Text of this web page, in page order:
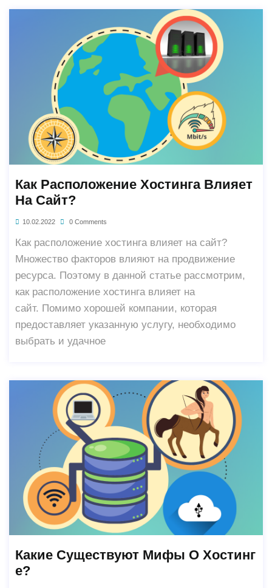
Как Расположение Хостинга Влияет
На Сайт?
10.02.2022 0 Comments
Как расположение хостинга влияет на сайт?
Множество факторов влияют на продвижение
ресурса. Поэтому в данной статье рассмотрим,
как расположение хостинга влияет на
сайт. Помимо хорошей компании, которая
предоставляет указанную услугу, необходимо
выбрать и удачное
Какие Существуют Мифы О Хостинг
Е?